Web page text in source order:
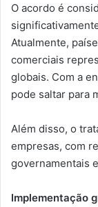
O acordo é
Atualmente,
comerciais
globais. Com a
pode saltar para
Além disso, o
empresas, com
governamentais
Implementação